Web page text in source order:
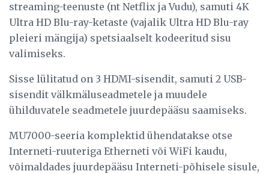
streaming-teenuste (nt Netflix ja Vudu), samuti 4K
Ultra HD Blu-ray-ketaste (vajalik Ultra HD Blu-ray
pleieri mängija) spetsiaalselt kodeeritud sisu
valimiseks.
Sisse lülitatud on 3 HDMI-sisendit, samuti 2 USB-
sisendit välkmäluseadmetele ja muudele
ühilduvatele seadmetele juurdepääsu saamiseks.
MU7000-seeria komplektid ühendatakse otse
Interneti-ruuteriga Etherneti või WiFi kaudu,
võimaldades juurdepääsu Interneti-põhisele sisule,